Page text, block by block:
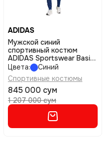
ADIDAS
Мужской синий
спортивный костюм
ADIDAS Sportswear Basic
3-Stripes Tricot Track Suit
размер s
Цвета:
Синий
Спортивные костюмы
845 000 сум
1 207 000 сум